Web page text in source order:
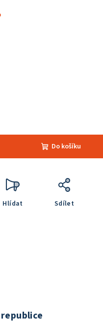
Do košíku
Hlídat Sdílet